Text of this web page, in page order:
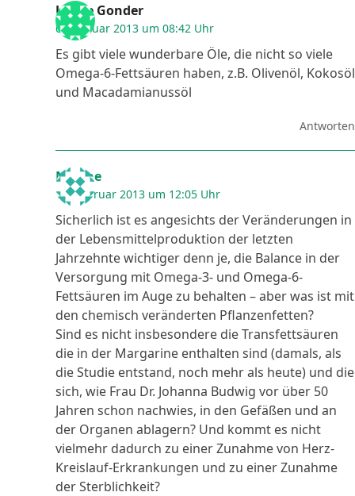
Ulrike Gonder
6. Februar 2013 um 08:42 Uhr
Es gibt viele wunderbare Öle, die nicht so viele
Omega-6-Fettsäuren haben, z.B. Olivenöl, Kokosöl
und Macadamianussöl
Antworten
Nadine
13. Februar 2013 um 12:05 Uhr
Sicherlich ist es angesichts der Veränderungen in
der Lebensmittelproduktion der letzten
Jahrzehnte wichtiger denn je, die Balance in der
Versorgung mit Omega-3- und Omega-6-
Fettsäuren im Auge zu behalten – aber was ist mit
den chemisch veränderten Pflanzenfetten?
Sind es nicht insbesondere die Transfettsäuren
die in der Margarine enthalten sind (damals, als
die Studie entstand, noch mehr als heute) und die
sich, wie Frau Dr. Johanna Budwig vor über 50
Jahren schon nachwies, in den Gefäßen und an
der Organen ablagern? Und kommt es nicht
vielmehr dadurch zu einer Zunahme von Herz-
Kreislauf-Erkrankungen und zu einer Zunahme
der Sterblichkeit?